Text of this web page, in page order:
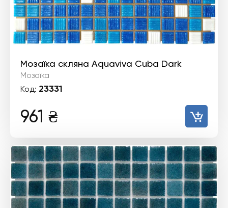
Мозаїка скляна Aquaviva Cuba Dark
Мозаїка
Код: 23331
961 ₴